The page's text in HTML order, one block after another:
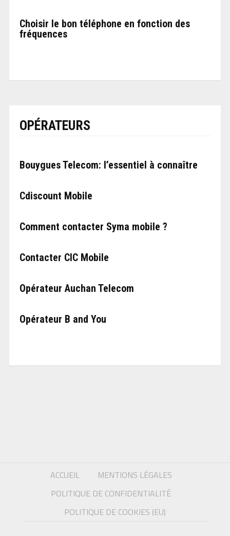
Choisir le bon téléphone en fonction des
fréquences
OPÉRATEURS
Bouygues Telecom: l’essentiel à connaître
Cdiscount Mobile
Comment contacter Syma mobile ?
Contacter CIC Mobile
Opérateur Auchan Telecom
Opérateur B and You
ACCUEIL
MENTIONS LÉGALES
POLITIQUE DE CONFIDENTIALITÉ
POLITIQUE DE COOKIES (EU)